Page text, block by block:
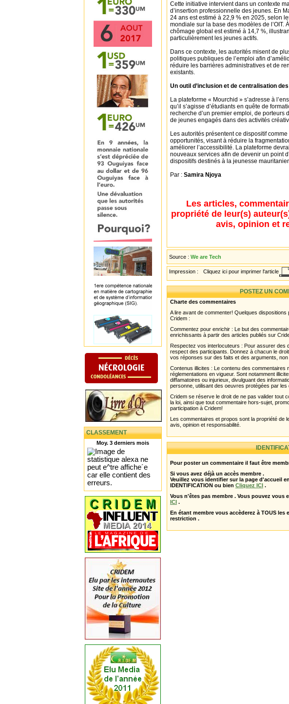
CLASSEMENT
Moy. 3 derniers mois
Cette initiative intervient dans un contexte
d’insertion professionnelle des jeunes. En
24 ans est estimé à 22,9 % en 2025, selon
mondiale sur la base des modèles de l’OIT.
chômage global est estimé à 14,7 %,
particulièrement les jeunes actifs.
Dans ce contexte, les autorités misent de
politiques publiques de l’emploi afin
réduire les barrières administratives et de
existants.
Un outil d’inclusion et de centralisation
La plateforme « Mourchid » s’adresse à
qu’il s’agisse d’étudiants en quête de
recherche d’un premier emploi, de porteurs
de jeunes engagés dans des activités
Les autorités présentent ce dispositif
opportunités, visant à réduire la
améliorer l’accessibilité. La plateforme
nouveaux services afin de devenir un point
dispositifs destinés à la jeunesse
Par : Samira Njoya
Les articles,
propriété de leur(s)
avis, opinion et
Source : We are Tech
Impression : Cliquez ici pour imprimer l'article
POSTEZ UN
Charte des commentaires
A lire avant de commenter! Quelques
Cridem :
Commentez pour enrichir : Le but des
enrichissants à partir des articles publiés sur
Respectez vos interlocuteurs : Pour assurer des
respect des participants. Donnez à chacun le
vos réponses sur des faits et des arguments, non
Contenus illicites : Le contenu des commentaires
réglementations en vigueur. Sont notamment
diffamatoires ou injurieux, divulguant des
personne, utilisant des oeuvres protégées par
Cridem se réserve le droit de ne pas valider tout
la loi, ainsi que tout commentaire hors-sujet,
participation à Cridem!
Les commentaires et propos sont la propriété de
avis, opinion et responsabilité.
Pour poster un commentaire il faut être
Si vous avez déjà un accès membre .
Veuillez vous identifier sur la page d'accueil
IDENTIFICATION ou bien Cliquez ICI .
Vous n'êtes pas membre . Vous pouvez vous
ICI .
En étant membre vous accèderez à TOUS les
restriction .